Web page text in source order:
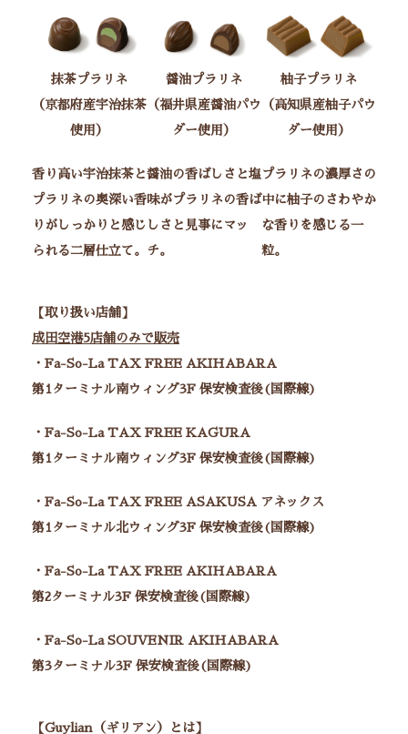
柚子プラリネ
（高知県産柚子パウ
ダー使用）
プラリネの濃厚さの
中に柚子のさわやか
な香りを感じる一
粒。
抹茶プラリネ
（京都府産宇治抹茶
使用）
香り高い宇治抹茶と
プラリネの奥深い香
りがしっかりと感じ
られる二層仕立て。
醤油プラリネ
（福井県産醤油パウ
ダー使用）
醤油の香ばしさと塩
味がプラリネの香ば
しさと見事にマッ
チ。
【取り扱い店舗】
成田空港5店舗のみで販売
・Fa-So-La TAX FREE AKIHABARA
第1ターミナル南ウィング3F 保安検査後(国際線)
・Fa-So-La TAX FREE KAGURA
第1ターミナル南ウィング3F 保安検査後(国際線)
・Fa-So-La TAX FREE ASAKUSA アネックス
第1ターミナル北ウィング3F 保安検査後(国際線)
・Fa-So-La TAX FREE AKIHABARA
第2ターミナル3F 保安検査後(国際線)
・Fa-So-La SOUVENIR AKIHABARA
第3ターミナル3F 保安検査後(国際線)
【Guylian（ギリアン）とは】